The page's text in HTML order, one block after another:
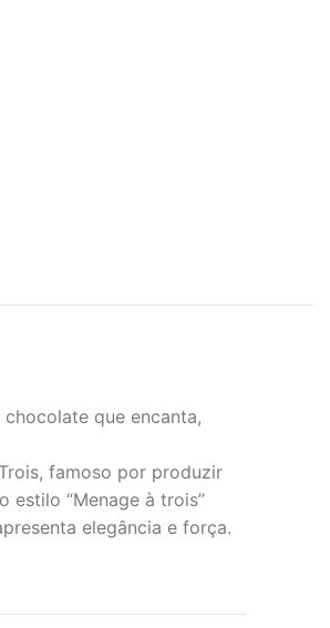
que encanta,
famoso por produzir
estilo “Menage à trois”
elegância e força.